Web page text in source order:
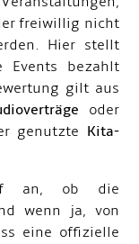
freiwillig nicht
Hier stellt
Events bezahlt
gilt aus
oder
genutzte Kita-
an, ob die
wenn ja, von
eine offizielle